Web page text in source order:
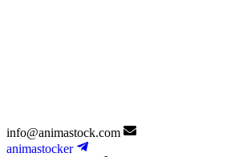
info@animastock.com
animastocker